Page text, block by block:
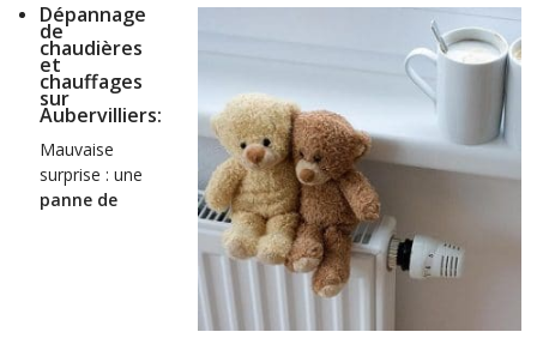
Dépannage
de
chaudières
et
chauffages
sur
Aubervilliers:
Mauvaise
surprise : une
panne de